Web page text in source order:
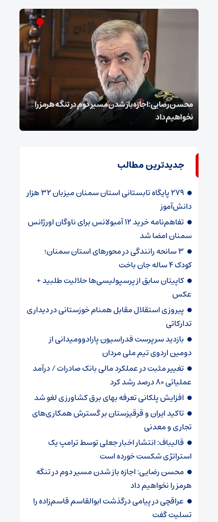
محسن رضایی: اجازه باز شدن مسیر دوم در تنگه هرمز را
نخواهیم داد
جدیدترین مطالب
۲۷۹ پایگاه تابستانی استان سمنان میزبان ۳۲ هزار
دانش‌آموز
تفاهم‌نامه خرید ۱۲ آمبولانس برای ناوگان اورژانس
سمنان امضا شد
۳ سانحه رانندگی در محورهای استان سمنان؛
کودک ۴ ساله جان باخت
کاپیتان سابق از پرسپولیسی‌ها حلالیت طلبید +
عکس
پیروزی استقلال مقابل همنام خوزستانی در دیداری
تدارکاتی
بازدید سرپرست فدراسیون پارادوومیدانی از
دومین اردوی تیم ملی مردان
تغییر مثبت در عملکرد مالی بانک صادرات / درآمد
عملیاتی ۸۰ درصد رشد کرد
افزایش پلکانی تعرفه بهای برق کشاورزی لغو شد
تاکید ایران و قرقیزستان بر گسترش همکاری‌های
تجاری و معدنی
قالیباف: انتشار اخبار جعلی توسط ترامپ یک
استراتژی شکست خورده است
محسن رضایی: اجازه باز شدن مسیر دوم در تنگه
هرمز را نخواهیم داد
عراقچی در پیامی درگذشت ابوالقاسم قاسم‌زاده را
تسلیت گفت